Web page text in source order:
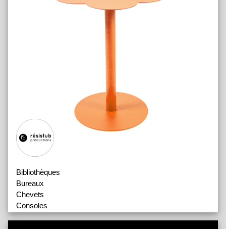
Bibliothèques
Bureaux
Chevets
Consoles
Etagères